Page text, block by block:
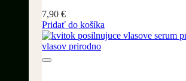
7,90 €
Pridať do košíka